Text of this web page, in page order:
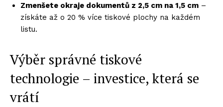
Zmenšete okraje dokumentů z 2,5 cm na 1,5 cm –
získáte až o 20 % více tiskové plochy na každém
listu.
Výběr správné tiskové
technologie – investice, která se
vrátí